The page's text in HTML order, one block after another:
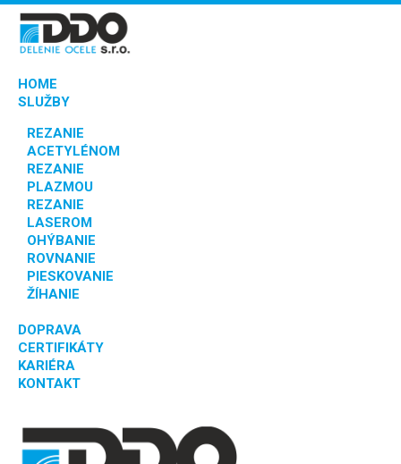
HOME
SLUŽBY
REZANIE
ACETYLÉNOM
REZANIE
PLAZMOU
REZANIE
LASEROM
OHÝBANIE
ROVNANIE
PIESKOVANIE
ŽÍHANIE
DOPRAVA
CERTIFIKÁTY
KARIÉRA
KONTAKT